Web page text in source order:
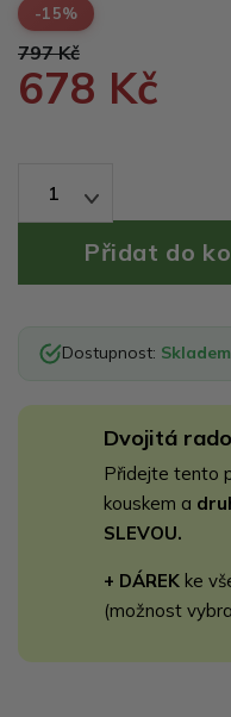
-15%
797 Kč
678 Kč
1
Dostupnost: Skladem
Dvojitá
Přidejte tento
kouskem a
SLEVOU.
+ DÁREK ke
(možnost